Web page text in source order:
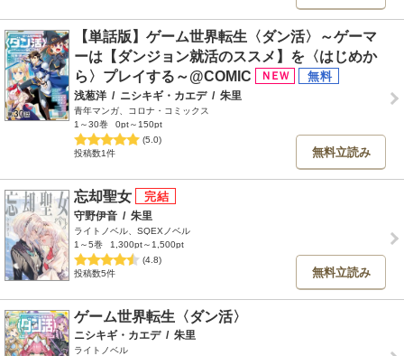
【単話版】ゲーム世界転生〈ダン活〉～ゲーマ
ーは【ダンジョン就活のススメ】を〈はじめか
ら〉プレイする～@COMIC
浅葱洋 / ニシキギ・カエデ / 朱里
青年マンガ、コロナ・コミックス
1～30巻
0pt～150pt
(5.0)
投稿数1件
無料立読み
忘却聖女
守野伊音 / 朱里
ライトノベル、SQEXノベル
1～5巻
1,300pt～1,500pt
(4.8)
投稿数5件
無料立読み
ゲーム世界転生〈ダン活〉
ニシキギ・カエデ / 朱里
ライトノベル